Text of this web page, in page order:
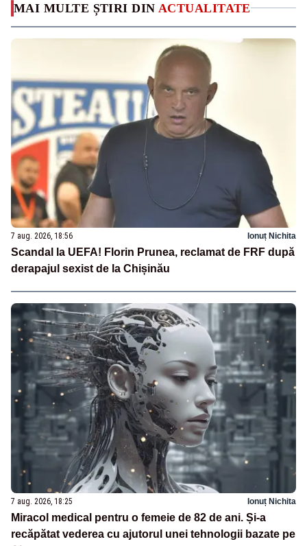
MAI MULTE ȘTIRI DIN ACTUALITATE
7 aug. 2026, 18:56 Ionuț Nichita
Scandal la UEFA! Florin Prunea, reclamat de FRF după
derapajul sexist de la Chișinău
7 aug. 2026, 18:25 Ionuț Nichita
Miracol medical pentru o femeie de 82 de ani. Și-a
recăpătat vederea cu ajutorul unei tehnologii bazate pe